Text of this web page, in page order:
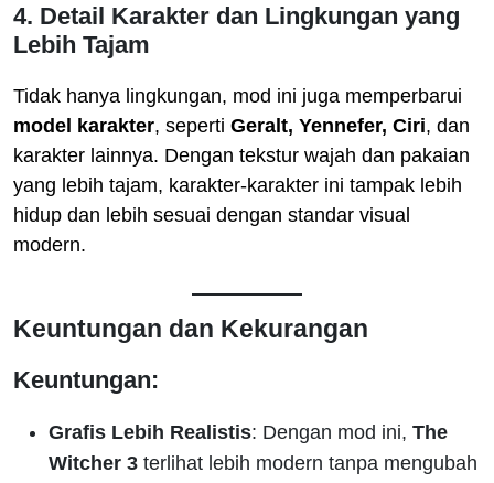
4. Detail Karakter dan Lingkungan yang
Lebih Tajam
Tidak hanya lingkungan, mod ini juga memperbarui
model karakter, seperti Geralt, Yennefer, Ciri, dan
karakter lainnya. Dengan tekstur wajah dan pakaian
yang lebih tajam, karakter-karakter ini tampak lebih
hidup dan lebih sesuai dengan standar visual
modern.
Keuntungan dan Kekurangan
Keuntungan:
Grafis Lebih Realistis: Dengan mod ini, The
Witcher 3 terlihat lebih modern tanpa mengubah